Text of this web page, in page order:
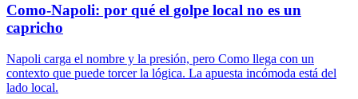
Como-Napoli: por qué el golpe local no es un
capricho
Napoli carga el nombre y la presión, pero Como llega con un
contexto que puede torcer la lógica. La apuesta incómoda está del
lado local.